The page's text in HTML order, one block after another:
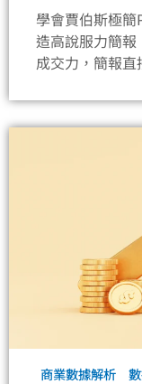
學會賈伯斯極
造高說服力簡
成交力，簡報
商業數據解析